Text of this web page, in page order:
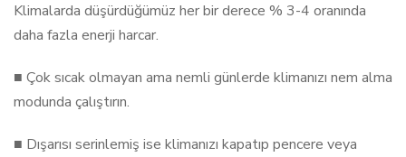
Klimalarda düşürdüğümüz her bir derece % 3-4 oranında
daha fazla enerji harcar.
■ Çok sıcak olmayan ama nemli günlerde klimanızı nem alma
modunda çalıştırın.
■ Dışarısı serinlemiş ise klimanızı kapatıp pencere veya